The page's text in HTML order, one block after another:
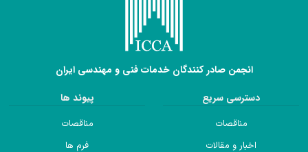
انجمن صادر کنندگان خدمات فنی و مهندسی ایران
دسترسی سریع
مناقصات
اخبار و مقالات
پیوند ها
مناقصات
فرم ها